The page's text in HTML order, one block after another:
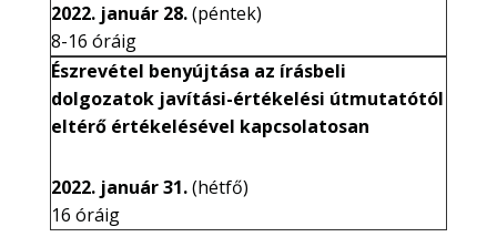
2022. január 28.(péntek)
8-16 óráig
Észrevétel benyújtása az írásbeli
dolgozatok javítási-értékelési útmutatótól
eltérő értékelésével kapcsolatosan
2022. január 31.(hétfő)
16 óráig